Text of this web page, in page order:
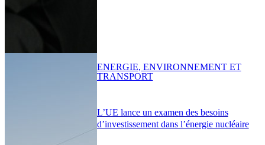
L’UE lance un examen des besoins
d’investissement dans l’énergie nucléaire
ENERGIE, ENVIRONNEMENT ET
TRANSPORT